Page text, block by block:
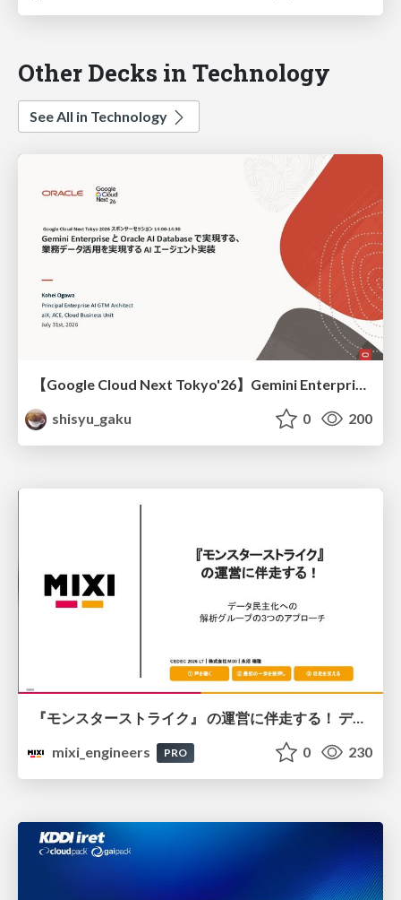
Other Decks in Technology
See All in Technology
shisyu_gaku
0 200
『モンスターストライク』 の運営に伴走する！ データ民主化への 解析グループの3つのアプローチ
mixi_engineers
PRO 0 230